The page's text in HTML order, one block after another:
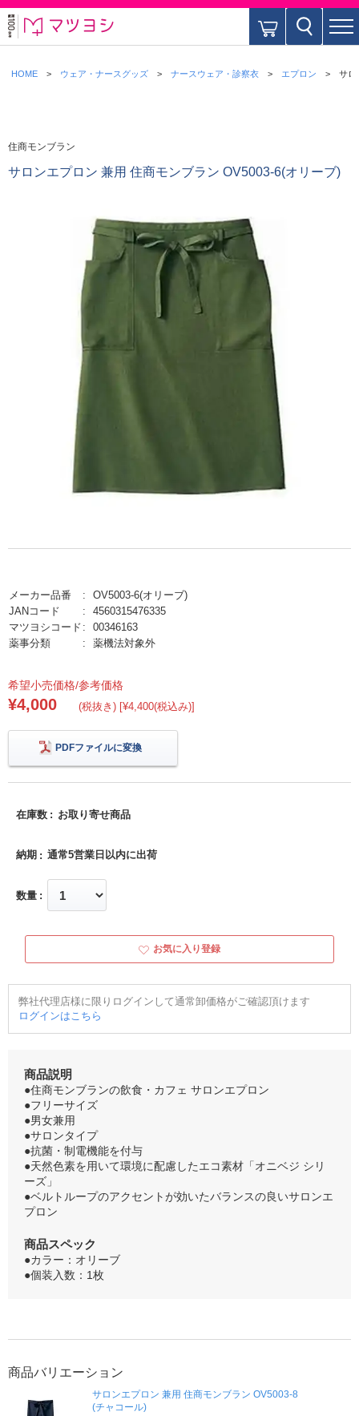
HOME ウェア・ナースグッズ ナースウェア・診察衣 エプロン サロ
住商モンブラン
サロンエプロン 兼用 住商モンブラン OV5003-6(オリーブ)
メーカー品番
OV5003-6(オリーブ)
JANコード
4560315476335
マツヨシコード
00346163
薬事分類
薬機法対象外
希望小売価格/参考価格
¥4,000 (税抜き) [¥4,400(税込み)]
PDFファイルに変換
在庫数 お取り寄せ商品
納期 通常5営業日以内に出荷
数量
お気に入り登録
弊社代理店様に限りログインして通常卸価格がご確認頂けます
ログインはこちら
商品説明
●住商モンブランの飲食・カフェ サロンエプロン
●フリーサイズ
●男女兼用
●サロンタイプ
●抗菌・制電機能を付与
●天然色素を用いて環境に配慮したエコ素材「オニベジ シリ
ーズ」
●ベルトループのアクセントが効いたバランスの良いサロンエ
プロン
商品スペック
●カラー：オリーブ
●個装入数：1枚
商品バリエーション
サロンエプロン 兼用 住商モンブラン OV5003-8
(チャコール)